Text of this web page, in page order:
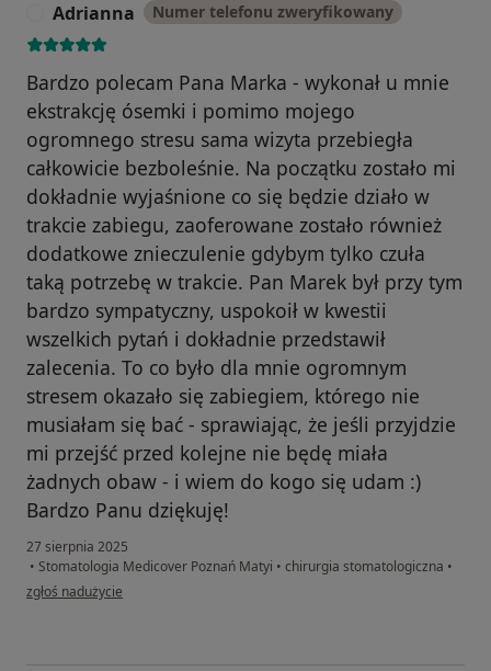
Adrianna Numer telefonu zweryfikowany
Bardzo polecam Pana Marka - wykonał u mnie
ekstrakcję ósemki i pomimo mojego
ogromnego stresu sama wizyta przebiegła
całkowicie bezboleśnie. Na początku zostało mi
dokładnie wyjaśnione co się będzie działo w
trakcie zabiegu, zaoferowane zostało również
dodatkowe znieczulenie gdybym tylko czuła
taką potrzebę w trakcie. Pan Marek był przy tym
bardzo sympatyczny, uspokoił w kwestii
wszelkich pytań i dokładnie przedstawił
zalecenia. To co było dla mnie ogromnym
stresem okazało się zabiegiem, którego nie
musiałam się bać - sprawiając, że jeśli przyjdzie
mi przejść przed kolejne nie będę miała
żadnych obaw - i wiem do kogo się udam :)
Bardzo Panu dziękuję!
27 sierpnia 2025
• Stomatologia Medicover Poznań Matyi • chirurgia stomatologiczna •
w opinii użytkownika Adrianna
zgłoś nadużycie